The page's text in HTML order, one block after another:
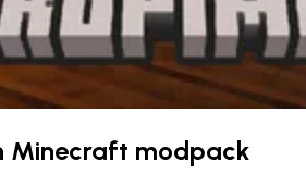
Minecraft modpack